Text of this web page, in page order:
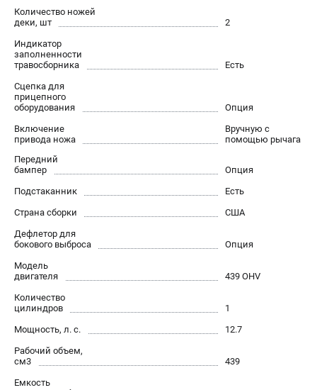
пн-пт - с 9:00 до 18:00
zakaz@hustorg.ru
Количество ножей
деки, шт
2
Индикатор
заполненности
травосборника
Есть
Сцепка для
прицепного
оборудования
Опция
Включение
привода ножа
Вручную с
помощью рычага
Передний
бампер
Опция
Подстаканник
Есть
Страна сборки
США
Дефлетор для
бокового выброса
Опция
Модель
двигателя
439 OHV
Количество
цилиндров
1
Мощность, л. с.
12.7
Рабочий объем,
см3
439
Емкость